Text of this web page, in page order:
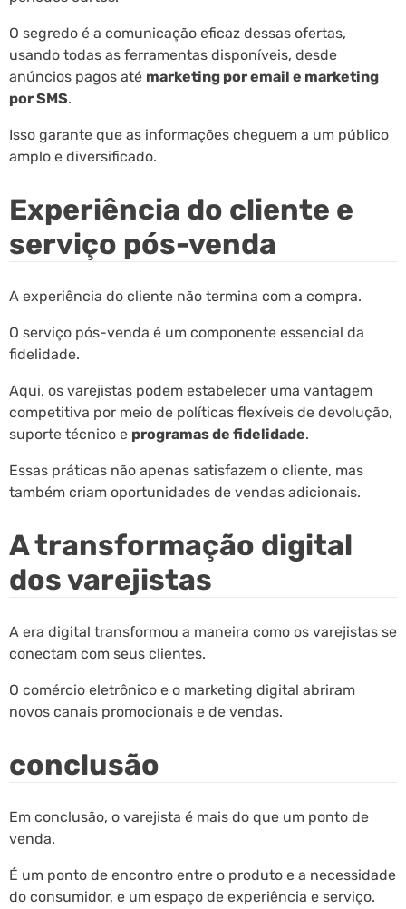
O segredo é a comunicação eficaz dessas ofertas,
usando todas as ferramentas disponíveis, desde
anúncios pagos até marketing por email e marketing
por SMS.
Isso garante que as informações cheguem a um público
amplo e diversificado.
Experiência do cliente e
serviço pós-venda
A experiência do cliente não termina com a compra.
O serviço pós-venda é um componente essencial da
fidelidade.
Aqui, os varejistas podem estabelecer uma vantagem
competitiva por meio de políticas flexíveis de devolução,
suporte técnico e programas de fidelidade.
Essas práticas não apenas satisfazem o cliente, mas
também criam oportunidades de vendas adicionais.
A transformação digital
dos varejistas
A era digital transformou a maneira como os varejistas se
conectam com seus clientes.
O comércio eletrônico e o marketing digital abriram
novos canais promocionais e de vendas.
conclusão
Em conclusão, o varejista é mais do que um ponto de
venda.
É um ponto de encontro entre o produto e a necessidade
do consumidor, e um espaço de experiência e serviço.